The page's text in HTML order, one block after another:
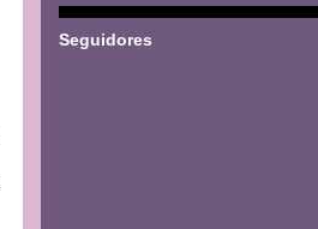
Seguidores